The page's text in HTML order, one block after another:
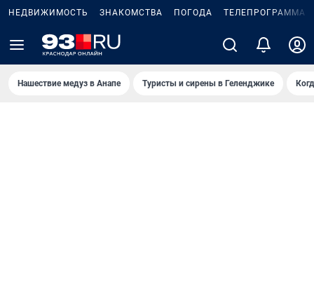
НЕДВИЖИМОСТЬ ЗНАКОМСТВА ПОГОДА ТЕЛЕПРОГРАММА
Нашествие медуз в Анапе Туристы и сирены в Геленджике